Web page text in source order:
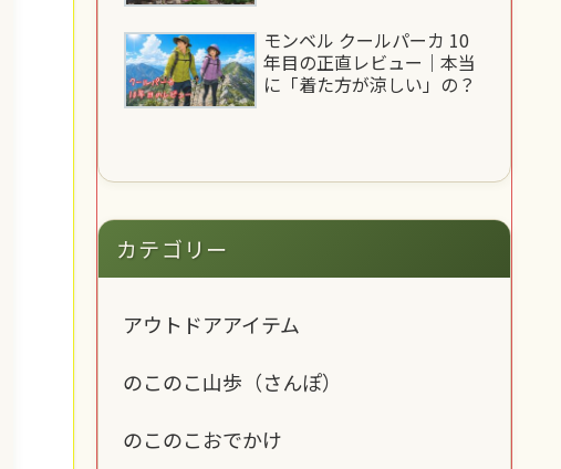
モンベル クールパーカ 10
年目の正直レビュー｜本当
に「着た方が涼しい」の？
カテゴリー
アウトドアアイテム
のこのこ山歩（さんぽ）
のこのこおでかけ